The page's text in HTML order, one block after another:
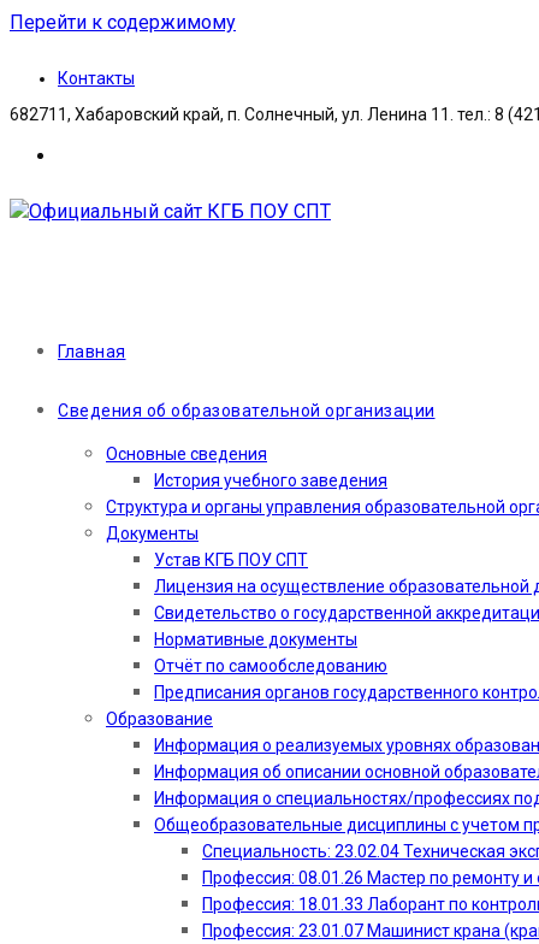
Перейти к содержимому
Контакты
682711, Хабаровский край, п. Солнечный, ул. Ленина 11. тел.: 8
Главная
Сведения об образовательной организации
Основные сведения
История учебного заведения
Структура и органы управления образовательной
Документы
Устав КГБ ПОУ СПТ
Лицензия на осуществление образовательной
Свидетельство о государственной
Нормативные документы
Отчёт по самообследованию
Предписания органов государственного
Образование
Информация о реализуемых уровнях
Информация об описании основной
Информация о специальностях/профессиях
Общеобразовательные дисциплины с учетом
Специальность: 23.02.04 Техническая
Профессия: 08.01.26 Мастер по ремонту
Профессия: 18.01.33 Лаборант по
Профессия: 23.01.07 Машинист крана